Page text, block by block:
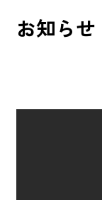
お知らせ